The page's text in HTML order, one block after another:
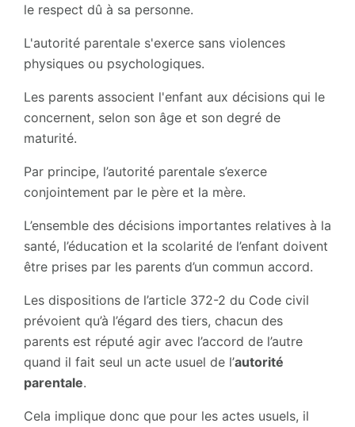
le respect dû à sa personne.
L'autorité parentale s'exerce sans violences
physiques ou psychologiques.
Les parents associent l'enfant aux décisions qui le
concernent, selon son âge et son degré de
maturité.
Par principe, l’autorité parentale s’exerce
conjointement par le père et la mère.
L’ensemble des décisions importantes relatives à la
santé, l’éducation et la scolarité de l’enfant doivent
être prises par les parents d’un commun accord.
Les dispositions de l’article 372-2 du Code civil
prévoient qu’à l’égard des tiers, chacun des
parents est réputé agir avec l’accord de l’autre
quand il fait seul un acte usuel de l’autorité
parentale.
Cela implique donc que pour les actes usuels, il